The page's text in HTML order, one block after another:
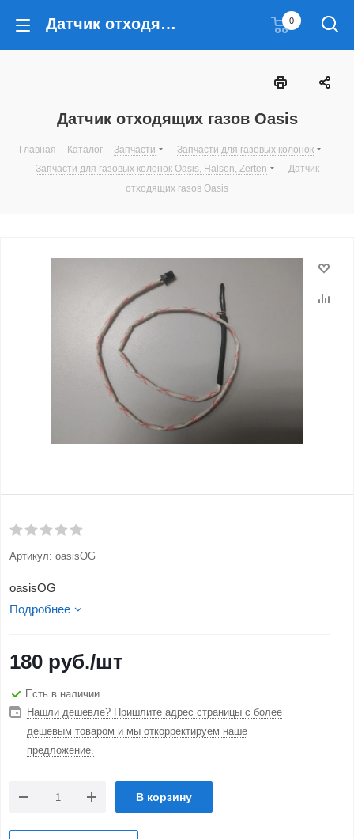
Датчик отходящих газов Oasis 0
Датчик отходящих газов Oasis
Главная - Каталог - Запчасти - Запчасти для газовых колонок
-
Запчасти для газовых колонок Oasis, Halsen, Zerten
- Датчик
отходящих газов Oasis
Артикул: oasisOG
oasisOG
Подробнее
180 руб./шт
Есть в наличии
Нашли дешевле? Пришлите адрес страницы с более
дешевым товаром и мы откорректируем наше
предложение.
В корзину